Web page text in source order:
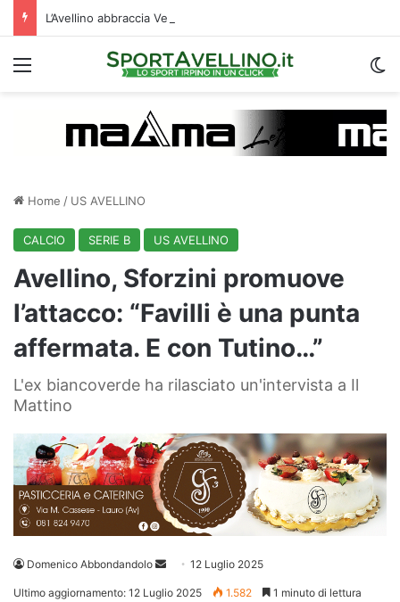
Menu
Home / US AVELLINO
CALCIO SERIE B US AVELLINO
Avellino, Sforzini promuove
l’attacco: “Favilli è una punta
affermata. E con Tutino…”
L'ex biancoverde ha rilasciato un'intervista a Il
Mattino
Domenico Abbondandolo
Invia 12 Luglio 2025
Ultimo aggiornamento: 12 Luglio 2025 1.582 1 minuto di lettura